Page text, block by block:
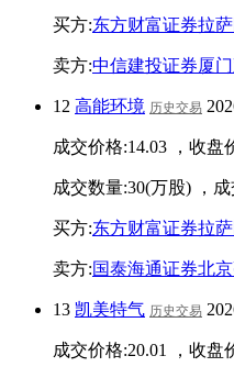
买方:东方财富证券拉
卖方:中信建投证券厦
12 高能环境 历史交易
成交价格:14.03 ，收盘
成交数量:30(万股) ，
买方:东方财富证券拉
卖方:国泰海通证券北
13 凯美特气 历史交易
成交价格:20.01 ，收盘